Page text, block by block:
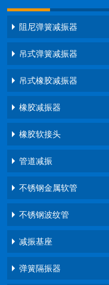
阻尼弹簧减振器
吊式弹簧减振器
吊式橡胶减振器
橡胶减振器
橡胶软接头
管道减振
不锈钢金属软管
不锈钢波纹管
减振基座
弹簧隔振器